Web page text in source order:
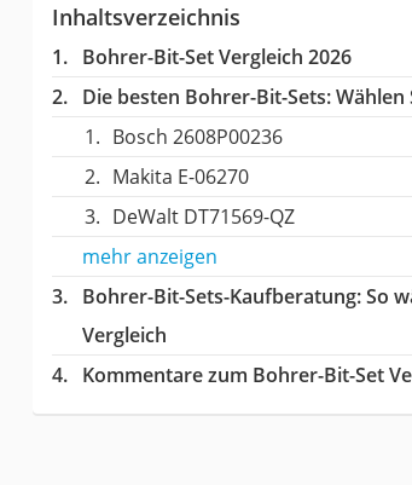
Inhaltsverzeichnis
Bohrer-Bit-Set Vergleich 2026
Die besten Bohrer-Bit-Sets:Wählen
Bosch 2608P00236
Makita E-06270
DeWalt DT71569-QZ
mehr anzeigen
Bohrer-Bit-Sets-Kaufberatung: So
Vergleich
Kommentare zum Bohrer-Bit-Set